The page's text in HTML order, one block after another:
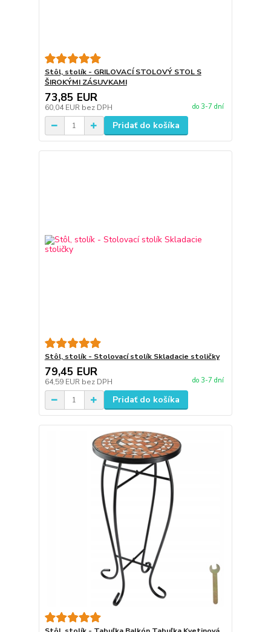
Stôl, stolík - GRILOVACÍ STOLOVÝ STOL S
ŠIROKÝMI ZÁSUVKAMI
73,85 EUR
60,04 EUR bez DPH do 3-7 dní
Pridať do košíka
Stôl, stolík - Stolovací stolík Skladacie stoličky
79,45 EUR
64,59 EUR bez DPH do 3-7 dní
Pridať do košíka